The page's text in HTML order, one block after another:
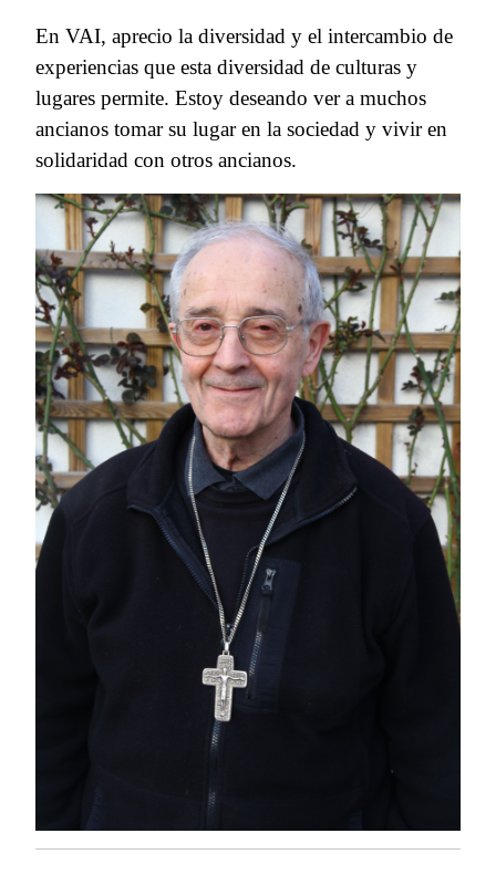
En VAI, aprecio la diversidad y el intercambio de
experiencias que esta diversidad de culturas y
lugares permite. Estoy deseando ver a muchos
ancianos tomar su lugar en la sociedad y vivir en
solidaridad con otros ancianos.